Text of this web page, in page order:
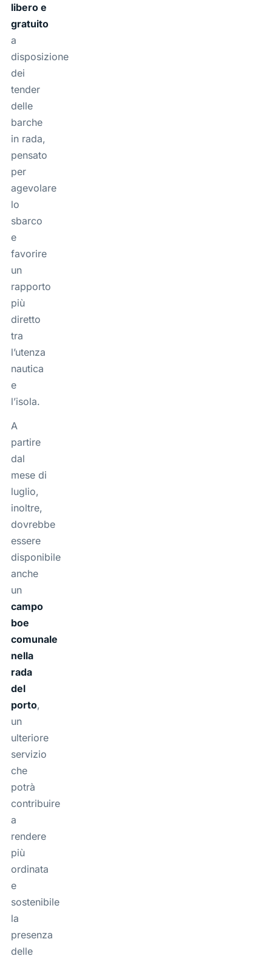
libero e
gratuito
a
disposizione
dei
tender
delle
barche
in rada,
pensato
per
agevolare
lo
sbarco
e
favorire
un
rapporto
più
diretto
tra
l’utenza
nautica
e
l’isola.
A
partire
dal
mese di
luglio,
inoltre,
dovrebbe
essere
disponibile
anche
un
campo
boe
comunale
nella
rada
del
porto,
un
ulteriore
servizio
che
potrà
contribuire
a
rendere
più
ordinata
e
sostenibile
la
presenza
delle